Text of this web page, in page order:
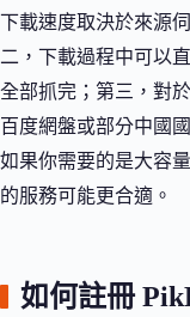
下載速度取決於來源
二，下載過程中可以
全部抓完；第三，對
百度網盤或部分中國
如果你需要的是大容
的服務可能更合適。
如何註冊